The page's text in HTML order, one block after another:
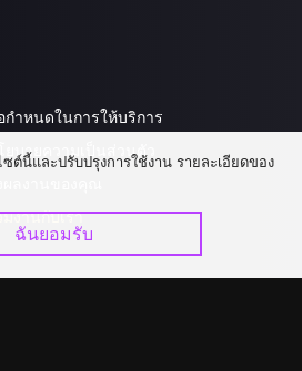
กำหนดในการให้บริการ
ยบายความเป็นส่วนตัว
มงานกับเรา
ซต์นี้และปรับปรุงการใช้งาน รายละเอียดของ
ฉันยอมรับ